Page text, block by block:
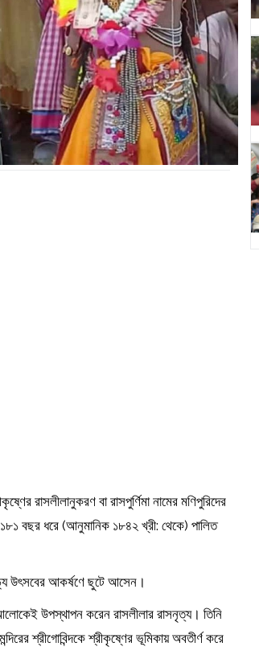
রাসলীলানুকরণ বা রাসপুর্ণিমা নামের মণিপুরিদের
১৮১ বছর ধরে (আনুমানিক ১৮৪২ খ্রী: থেকে) পালিত
উৎসবের আকর্ষণে ছুটে আসেন।
উপস্থাপন করেন রাসলীলার রাসনৃত্য। তিনি
শ্রীগোবিন্দকে শ্রীকৃষ্ণের ভূমিকায় অবতীর্ণ করে